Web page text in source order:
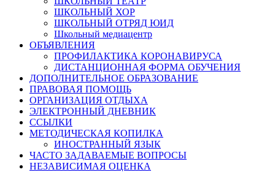
ШКОЛЬНЫЙ ХОР
ШКОЛЬНЫЙ ОТРЯД ЮИД
Школьный медиацентр
ОБЪЯВЛЕНИЯ
ПРОФИЛАКТИКА КОРОНАВИРУСА
ДИСТАНЦИОННАЯ ФОРМА ОБУЧЕНИЯ
ДОПОЛНИТЕЛЬНОЕ ОБРАЗОВАНИЕ
ПРАВОВАЯ ПОМОЩЬ
ОРГАНИЗАЦИЯ ОТДЫХА
ЭЛЕКТРОННЫЙ ДНЕВНИК
ССЫЛКИ
МЕТОДИЧЕСКАЯ КОПИЛКА
ИНОСТРАННЫЙ ЯЗЫК
ЧАСТО ЗАДАВАЕМЫЕ ВОПРОСЫ
НЕЗАВИСИМАЯ ОЦЕНКА